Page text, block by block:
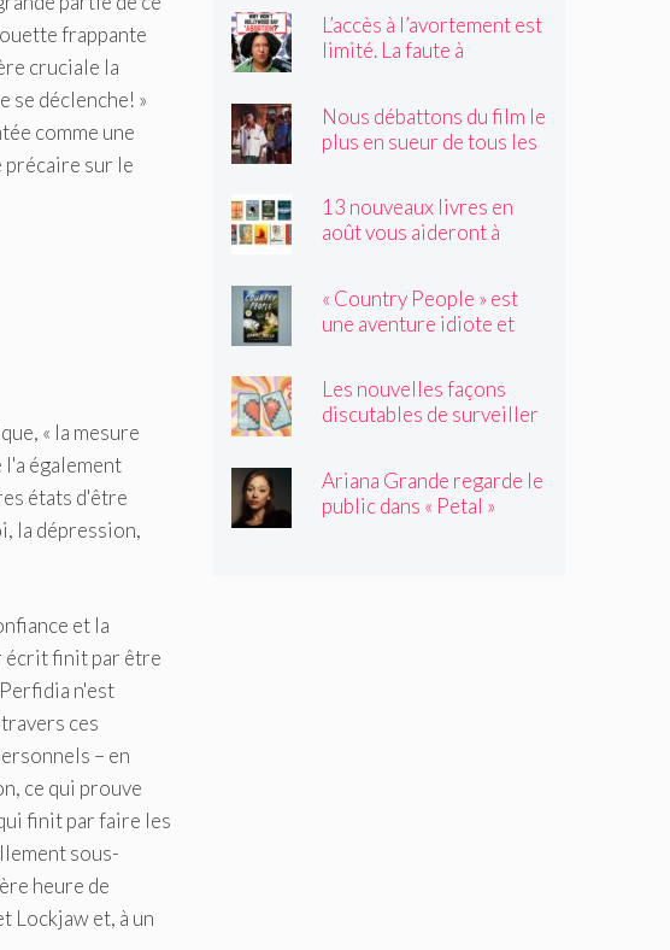
frappante
cruciale la
se déclenche! »
comme une
précaire sur le
« la mesure
l'a également
états d'être
la dépression,
et la
écrit finit par être
n'est
ces
– en
ce qui prouve
finit par faire les
sous-
heure de
Lockjaw et, à un
Pourrait-il être déplacé ?
L’accès à l’avortement est
limité. La faute à
Nous débattons du film le
plus en sueur de tous les
13 nouveaux livres en
août vous aideront à
« Country People » est
une aventure idiote et
Les nouvelles façons
discutables de surveiller
Ariana Grande regarde le
public dans « Petal »